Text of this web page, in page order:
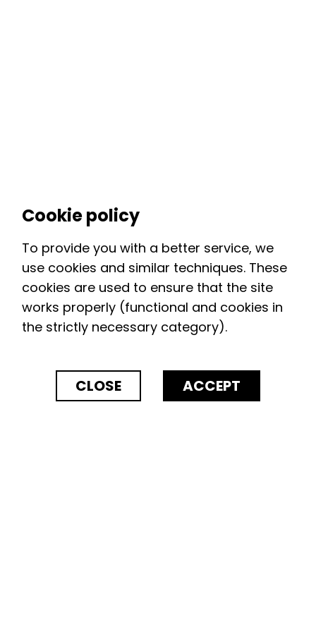
Cookie policy
To provide you with a better service, we
use cookies and similar techniques. These
cookies are used to ensure that the site
works properly (functional and cookies in
the strictly necessary category).
CLOSE ACCEPT